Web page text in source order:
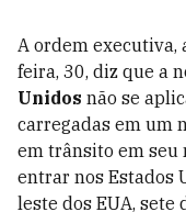
A ordem executiva,
feira, 30, diz que a
Unidos não se
carregadas em um
em trânsito em seu
entrar nos Estados
leste dos EUA, sete